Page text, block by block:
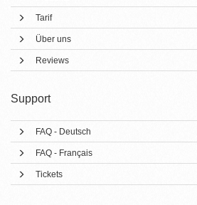
Tarif
Über uns
Reviews
Support
FAQ - Deutsch
FAQ - Français
Tickets